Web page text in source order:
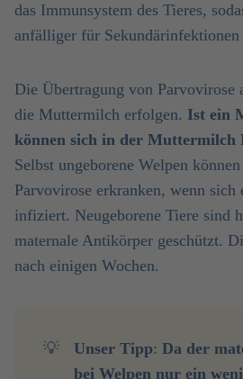
das Immunsystem des Tieres,
anfälliger für Sekundärinfektionen
Die Übertragung von Parvovirose
die Muttermilch erfolgen. Ist ein
können sich in der Muttermilch
Selbst ungeborene Welpen
Parvovirose erkranken, wenn
infiziert. Neugeborene Tiere sind
maternale Antikörper geschützt.
nach einigen Wochen.
💡 Unser Tipp: Da der
bei Welpen nur ein